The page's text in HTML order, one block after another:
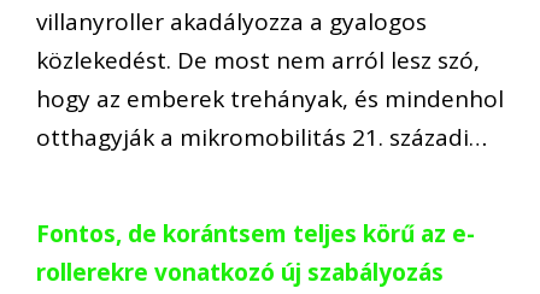
villanyroller akadályozza a gyalogos
közlekedést. De most nem arról lesz szó,
hogy az emberek trehányak, és mindenhol
otthagyják a mikromobilitás 21. századi…
Fontos, de korántsem teljes körű az e-
rollerekre vonatkozó új szabályozás